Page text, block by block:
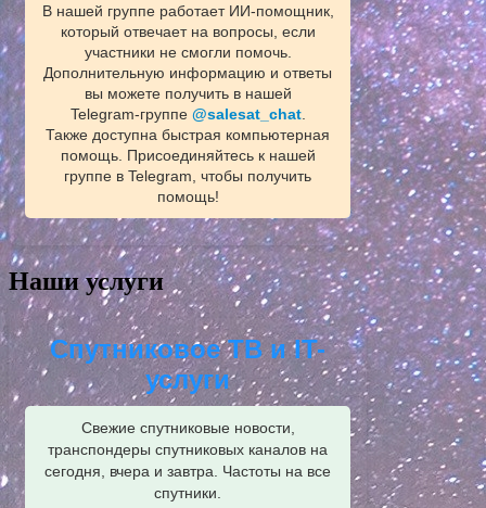
В нашей группе работает ИИ‑помощник,
который отвечает на вопросы, если
участники не смогли помочь.
Дополнительную информацию и ответы
вы можете получить в нашей
Telegram‑группе @salesat_chat.
Также доступна быстрая компьютерная
помощь. Присоединяйтесь к нашей
группе в Telegram, чтобы получить
помощь!
Наши услуги
Спутниковое ТВ и IT-
услуги
Свежие спутниковые новости,
транспондеры спутниковых каналов на
сегодня, вчера и завтра. Частоты на все
спутники.